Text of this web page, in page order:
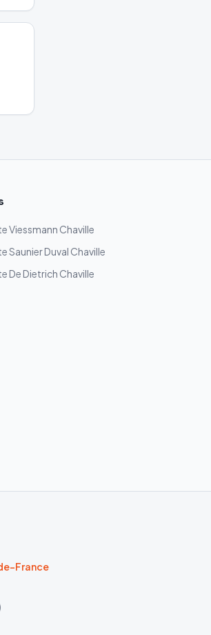
Viessmann Chaville
Saunier Duval Chaville
De Dietrich Chaville
France